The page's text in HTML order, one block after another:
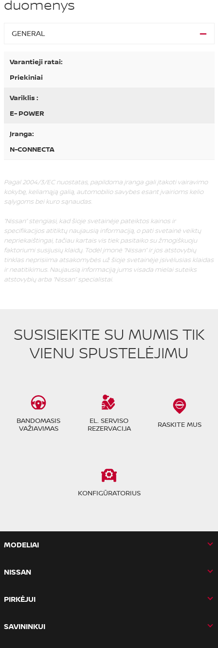
duomenys
GENERAL
Varantieji ratai:
Priekiniai
Variklis :
E- POWER
Įranga:
N-CONNECTA
Pagal 2004/3/EC nuostatas, papildoma įranga gali įtakoti vairavimo
kokybę, keliamąją galią, automobilio savybes esant įvairioms kelio
sąlygoms bei kuro sąnaudas.
“Nissan” stengiasi, kad šioje svetainėje pateiktos kainos ir
specifikacijos atitiktų naujausią informaciją, o pati svetainė veiktų
nepriekaištingai, tačiau kartais vis tiek pasitaiko su žmogiškuoju
faktoriumi susijusių klaidų. Todėl įmonė “Nissan” ir jos atstovybių
tinklas neprisiima atsakomybės už šioje svetainėje įsivėlusias klaidas
ir neatitikimus. Naujausią informaciją jums visada mielai suteiks
atstovybių arba “Nissan” specialistai.
SUSISIEKITE SU MUMIS TIK
VIENU SPUSTELĖJIMU
BANDOMASIS
VAŽIAVIMAS
EL. SERVISO
REZERVACIJA
RASKITE MUS
KONFIGŪRATORIUS
MODELIAI
NISSAN
PIRKĖJUI
SAVININKUI